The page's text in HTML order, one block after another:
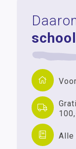
Alle